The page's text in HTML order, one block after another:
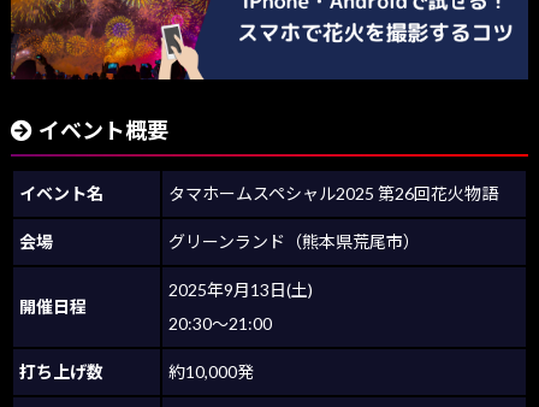
イベント概要
イベント名 タマホームスペシャル2025 第26回花火物語
会場 グリーンランド（熊本県荒尾市）
開催日程
2025年9月13日(土)
20:30〜21:00
打ち上げ数 約10,000発